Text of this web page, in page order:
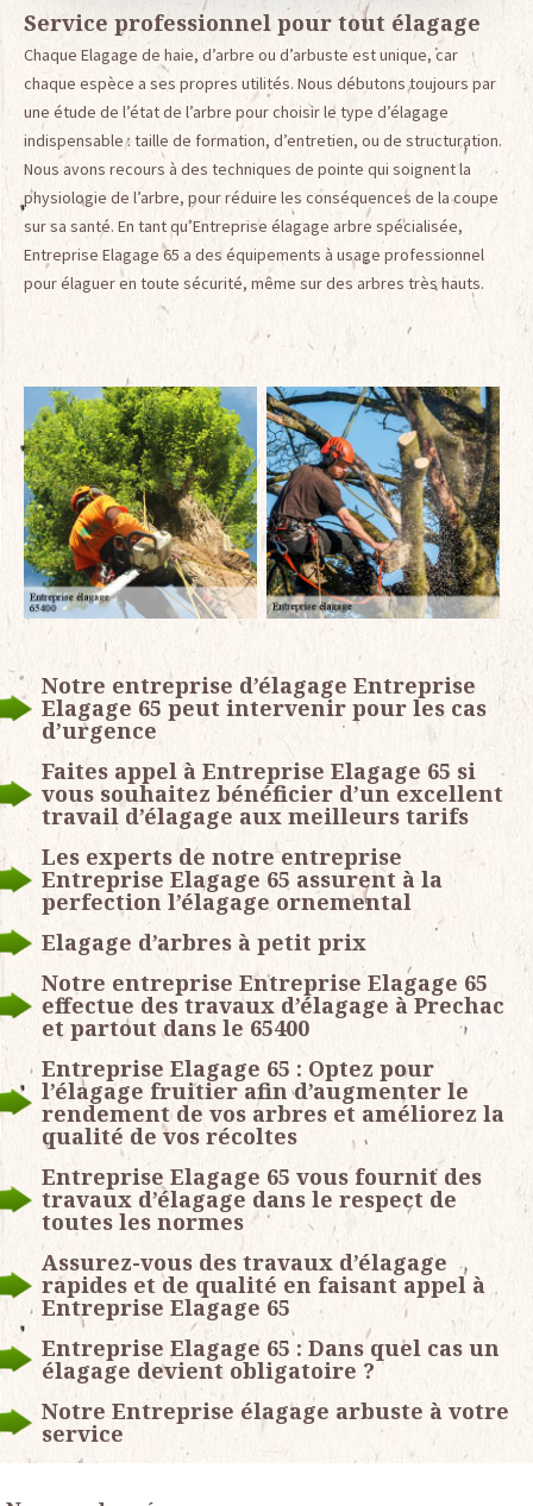
Service professionnel pour tout élagage
Chaque Elagage de haie, d’arbre ou d’arbuste est unique, car
chaque espèce a ses propres utilités. Nous débutons toujours par
une étude de l’état de l’arbre pour choisir le type d’élagage
indispensable : taille de formation, d’entretien, ou de structuration.
Nous avons recours à des techniques de pointe qui soignent la
physiologie de l’arbre, pour réduire les conséquences de la coupe
sur sa santé. En tant qu’Entreprise élagage arbre spécialisée,
Entreprise Elagage 65 a des équipements à usage professionnel
pour élaguer en toute sécurité, même sur des arbres très hauts.
Notre entreprise d’élagage Entreprise
Elagage 65 peut intervenir pour les cas
d’urgence
Faites appel à Entreprise Elagage 65 si
vous souhaitez bénéficier d’un excellent
travail d’élagage aux meilleurs tarifs
Les experts de notre entreprise
Entreprise Elagage 65 assurent à la
perfection l’élagage ornemental
Elagage d’arbres à petit prix
Notre entreprise Entreprise Elagage 65
effectue des travaux d’élagage à Prechac
et partout dans le 65400
Entreprise Elagage 65 : Optez pour
l’élagage fruitier afin d’augmenter le
rendement de vos arbres et améliorez la
qualité de vos récoltes
Entreprise Elagage 65 vous fournit des
travaux d’élagage dans le respect de
toutes les normes
Assurez-vous des travaux d’élagage
rapides et de qualité en faisant appel à
Entreprise Elagage 65
Entreprise Elagage 65 : Dans quel cas un
élagage devient obligatoire ?
Notre Entreprise élagage arbuste à votre
service